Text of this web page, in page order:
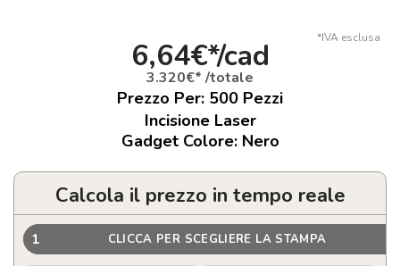
*IVA esclusa
6,64€*/cad
3.320€* /totale
Prezzo Per: 500 Pezzi
Incisione Laser
Gadget Colore: Nero
Calcola il prezzo in tempo reale
1 CLICCA PER SCEGLIERE LA STAMPA